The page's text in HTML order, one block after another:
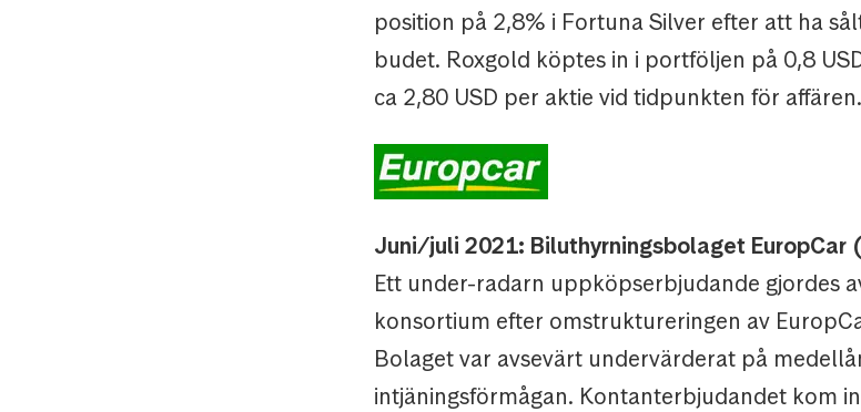
position på 2,8% i Fortuna Silver efter att ha
budet. Roxgold köptes in i portföljen på 0,8
ca 2,80 USD per aktie vid tidpunkten för affären.
Juni/juli 2021: Biluthyrningsbolaget EuropCar
Ett under-radarn uppköpserbjudande gjordes
konsortium efter omstruktureringen av
Bolaget var avsevärt undervärderat på
intjäningsförmågan. Kontanterbjudandet kom